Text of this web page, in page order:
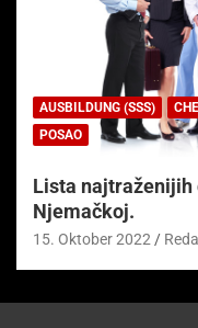
AUSBILDUNG (SSS)
POSAO
Lista
Njemačkoj.
15. Oktober 2022